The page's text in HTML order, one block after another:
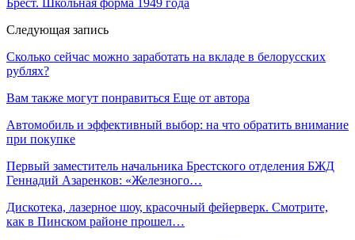
Следующая запись
Сколько сейчас можно заработать на вкладе в белорусских
рублях?
Вам также могут понравиться Еще от автора
Автомобиль и эффективный выбор: на что обратить внимание
при покупке
Первый заместитель начальника Брестского отделения БЖД
Геннадий Азаренков: «Железного…
Дискотека, лазерное шоу, красочный фейерверк. Смотрите,
как в Пинском районе прошел…